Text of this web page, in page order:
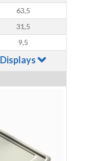
63,5
31,5
9,5
Displays